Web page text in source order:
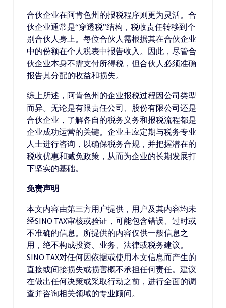
合伙企业在阿肯色州的报税程序则更为灵活。合
伙企业通常是“穿透税”结构，税收责任转移到个
别合伙人身上。每位合伙人需根据其在合伙企业
中的份额在个人税表中报告收入。因此，尽管合
伙企业本身不需支付所得税，但合伙人必须准确
报告其分配的收益和损失。
综上所述，阿肯色州的企业报税过程因公司类型
而异。无论是有限责任公司、股份有限公司还是
合伙企业，了解各自的税务义务和报税流程都是
企业成功运营的关键。企业主应定期与税务专业
人士进行咨询，以确保税务合规，并把握潜在的
税收优惠和减免政策，从而为企业的长期发展打
下坚实的基础。
免责声明
本文内容由第三方用户提供，用户及其内容均未
经SINO TAX审核或验证，可能包含错误、过时或
不准确的信息。所提供的内容仅供一般信息之
用，绝不构成投资、业务、法律或税务建议。
SINO TAX对任何因依据或使用本文信息而产生的
直接或间接损失或损害概不承担任何责任。建议
在做出任何决策或采取行动之前，进行全面的调
查并咨询相关领域的专业顾问。